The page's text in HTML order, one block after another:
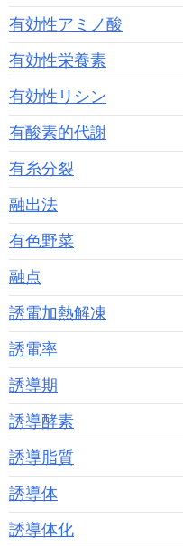
有効性アミノ酸
有効性栄養素
有効性リシン
有酸素的代謝
有糸分裂
融出法
有色野菜
融点
誘電加熱解凍
誘電率
誘導期
誘導酵素
誘導脂質
誘導体
誘導体化